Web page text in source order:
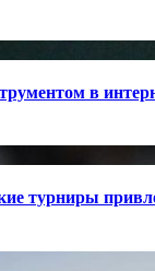
в
турниры